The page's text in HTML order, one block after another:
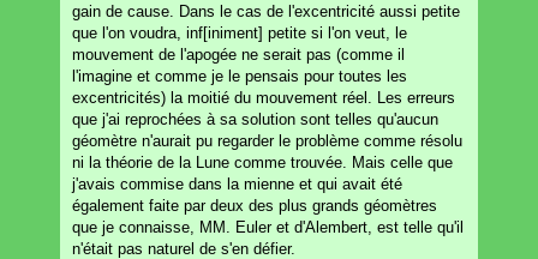
gain de cause. Dans le cas de l'excentricité aussi petite
que l'on voudra, inf[iniment] petite si l'on veut, le
mouvement de l'apogée ne serait pas (comme il
l'imagine et comme je le pensais pour toutes les
excentricités) la moitié du mouvement réel. Les erreurs
que j'ai reprochées à sa solution sont telles qu'aucun
géomètre n'aurait pu regarder le problème comme résolu
ni la théorie de la Lune comme trouvée. Mais celle que
j'avais commise dans la mienne et qui avait été
également faite par deux des plus grands géomètres
que je connaisse, MM. Euler et d'Alembert, est telle qu'il
n'était pas naturel de s'en défier.